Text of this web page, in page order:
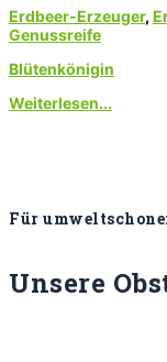
Erdbeer-Erzeuger,
Genussreife
Blütenkönigin
Weiterlesen...
Für
Unsere